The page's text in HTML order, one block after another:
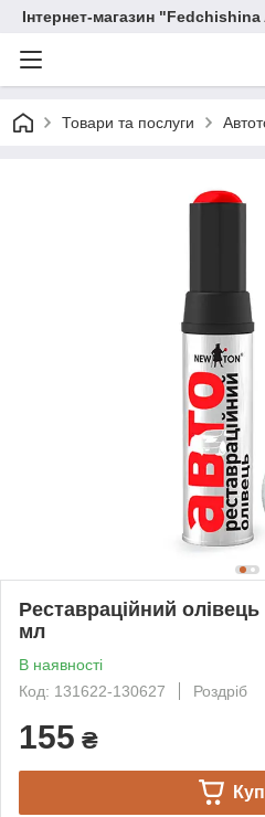
Інтернет-магазин "Fedchishina
Товари та послуги
Реставраційний
мл
В наявності
Код: 131622-130627
Роздріб
155 ₴